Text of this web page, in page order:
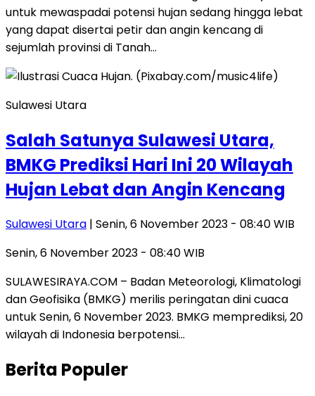
untuk mewaspadai potensi hujan sedang hingga lebat
yang dapat disertai petir dan angin kencang di
sejumlah provinsi di Tanah…
Sulawesi Utara
Salah Satunya Sulawesi Utara,
BMKG Prediksi Hari Ini 20 Wilayah
Hujan Lebat dan Angin Kencang
Sulawesi Utara | Senin, 6 November 2023 - 08:40 WIB
Senin, 6 November 2023 - 08:40 WIB
SULAWESIRAYA.COM – Badan Meteorologi, Klimatologi
dan Geofisika (BMKG) merilis peringatan dini cuaca
untuk Senin, 6 November 2023. BMKG memprediksi, 20
wilayah di Indonesia berpotensi…
Berita Populer